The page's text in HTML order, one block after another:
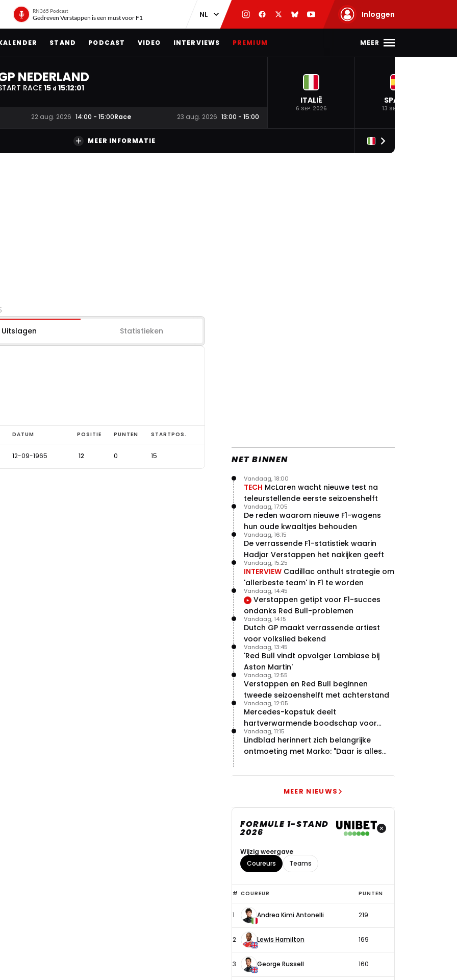
RN365 Podcast
Gedreven Verstappen is een must voor F1 Inloggen
STAND PODCAST VIDEO INTERVIEWS PREMIUM MEER
NEDERLAND
RACE15 d 15:12:00
22 aug. 2026 14:00 - 15:00Race 23 aug. 2026 13:00 - 15:00
ITALIË
6 SEP. 2026
SPANJE
13 SEP. 2026
MEER INFORMATIE
Uitslagen Statistieken
DATUM POSITIE PUNTEN STARTPOS.
12-09-1965 12 0 15 NET BINNEN
TECH McLaren wacht nieuwe test na
teleurstellende eerste seizoenshelft
Vandaag, 18:00
De reden waarom nieuwe F1-wagens
hun oude kwaaltjes behouden
Vandaag, 17:05
De verrassende F1-statistiek waarin
Hadjar Verstappen het nakijken geeft
Vandaag, 16:15
INTERVIEW Cadillac onthult strategie om
'allerbeste team' in F1 te worden
Vandaag, 15:25
Verstappen getipt voor F1-succes
ondanks Red Bull-problemen
Vandaag, 14:45
Dutch GP maakt verrassende artiest
voor volkslied bekend
Vandaag, 14:15
'Red Bull vindt opvolger Lambiase bij
Aston Martin'
Vandaag, 13:45
Verstappen en Red Bull beginnen
tweede seizoenshelft met achterstand
Vandaag, 12:55
Mercedes-kopstuk deelt
hartverwarmende boodschap voor
overstap naar Red Bull
Vandaag, 12:05
Lindblad herinnert zich belangrijke
ontmoeting met Marko: "Daar is alles
Vandaag, 11:15
MEER NIEUWS
FORMULE 1-STAND
2026
Wijzig weergave
Coureurs
Teams
Top
6
coureurs
# COUREUR PUNTEN
1 Andrea Kimi Antonelli 219
2 Lewis Hamilton 169
3 George Russell 160